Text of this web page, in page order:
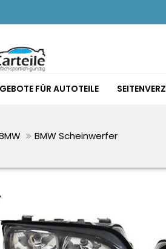
FÜR AUTOTEILE
BMW Scheinwerfer